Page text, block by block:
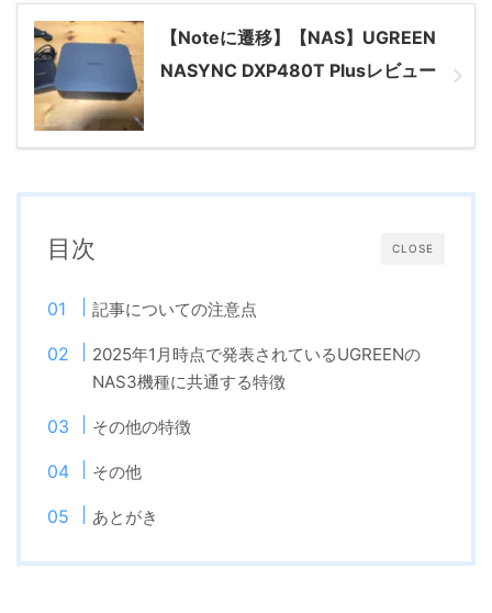
【Noteに遷移】【NAS】UGREEN
NASYNC DXP480T Plusレビュー
CLOSE
目次
記事についての注意点
2025年1月時点で発表されているUGREENの
NAS3機種に共通する特徴
その他の特徴
その他
あとがき